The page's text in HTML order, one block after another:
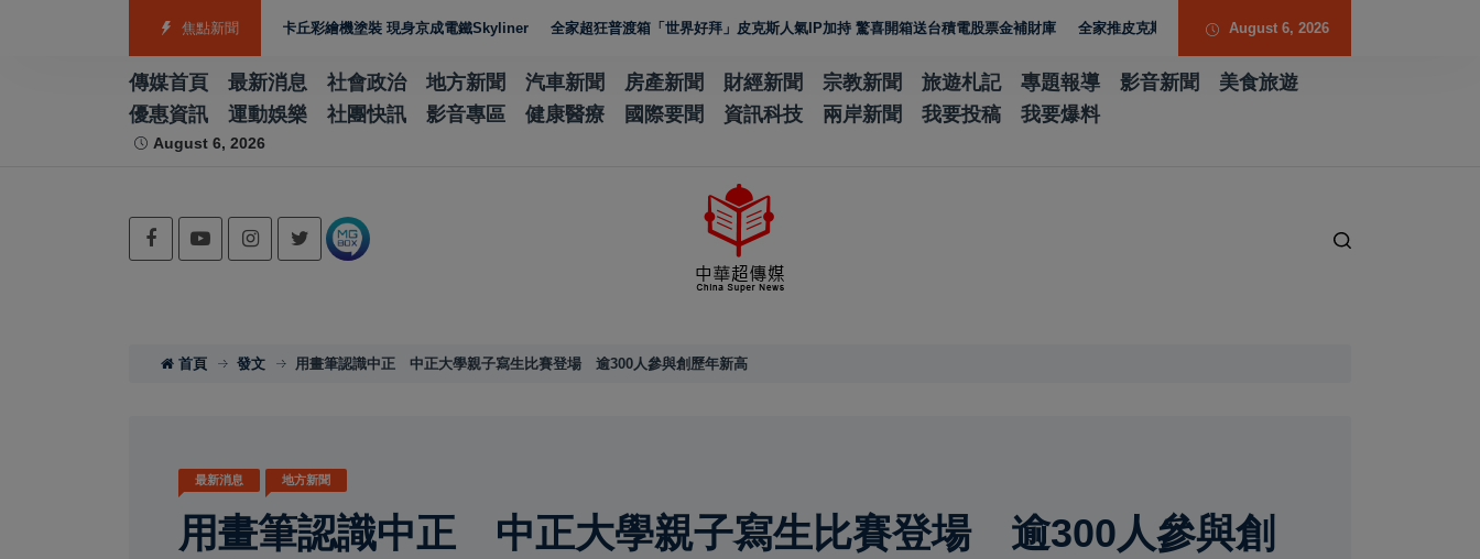
焦點新聞
台日聯名 華航皮卡丘彩繪機塗裝 現身京成電鐵Skyliner 全家超狂普渡箱「世界好拜」皮克斯人氣IP加持 驚喜開箱送台積電股票金補財庫 全家推皮克斯主題普渡箱 祭出台積電股票金抽獎
August 6, 2026
傳媒首頁 最新消息 社會政治 地方新聞 汽車新聞 房產新聞 財經新聞 宗教新聞 旅遊札記 專題報導 影音新聞
美食旅遊
優惠資訊
運動娛樂 社團快訊 影音專區 健康醫療 國際要聞 資訊科技 兩岸新聞 我要投稿 我要爆料
August 6, 2026
首頁 發文 用畫筆認識中正 中正大學親子寫生比賽登場 逾300人參與創歷年新高
最新消息 地方新聞
用畫筆認識中正 中正大學親子寫生比賽登場 逾300人參與創